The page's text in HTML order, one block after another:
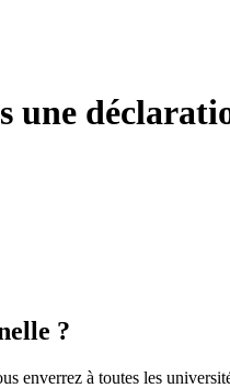
une
?
enverrez à toutes les